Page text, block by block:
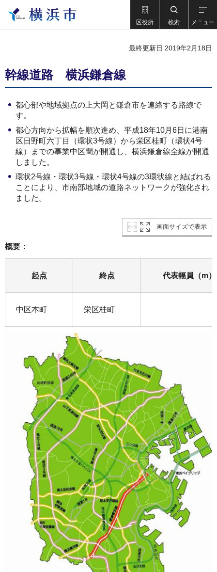
区役所 検索 メニュー
最終更新日 2019年2月18日
幹線道路 横浜鎌倉線
都心部や地域拠点の上大岡と鎌倉市を連絡する路線で
す。
都心方向から拡幅を順次進め、平成18年10月6日に港南
区日野町六丁目（環状3号線）から栄区桂町（環状4号
線）までの事業中区間が開通し、横浜鎌倉線全線が開通
しました。
環状2号線・環状3号線・環状4号線の3環状線と結ばれる
ことにより、市南部地域の道路ネットワークが強化され
ました。
画面サイズで表示
概要：
起点 終点 代表幅員（m）
中区本町 栄区桂町